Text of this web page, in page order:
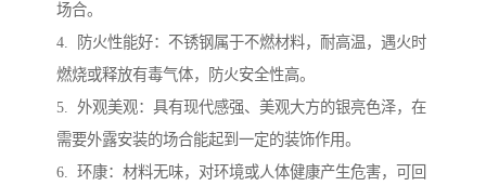
场合。
4. 防火性能好：不锈钢属于不燃材料，耐高温，遇火时
燃烧或释放有毒气体，防火安全性高。
5. 外观美观：具有现代感强、美观大方的银亮色泽，在
需要外露安装的场合能起到一定的装饰作用。
6. 环康：材料无味，对环境或人体健康产生危害，可回